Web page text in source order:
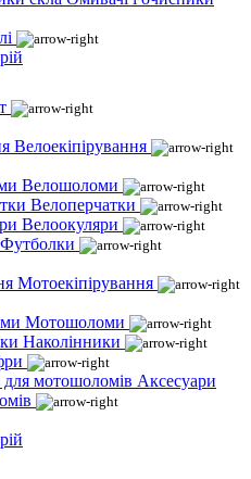
Велоекіпірування
Велошоломи
Велоперчатки
Велоокуляри
Футболки
Мотоекіпірування
Мотошоломи
Наколінники
Аксесуари